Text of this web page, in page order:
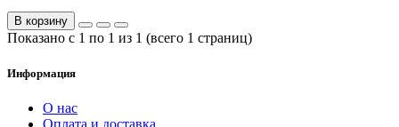
В корзину
Показано с 1 по 1 из 1 (всего 1 страниц)
Информация
О нас
Оплата и доставка